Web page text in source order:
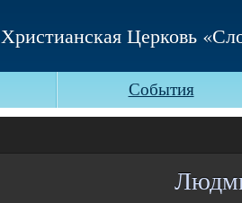
Христианская Церковь
События